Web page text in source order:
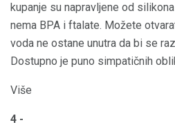
kupanje su napravljene od
nema BPA i ftalate. Možete
voda ne ostane unutra da bi se
Dostupno je puno simpatičnih
Više
4 -